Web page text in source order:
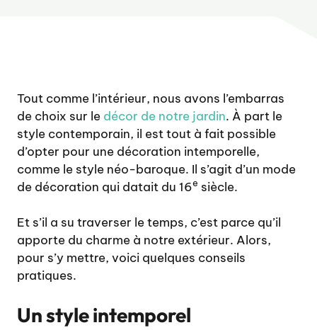
Tout comme l’intérieur, nous avons l’embarras
de choix sur le décor de notre jardin. À part le
style contemporain, il est tout à fait possible
d’opter pour une décoration intemporelle,
comme le style néo-baroque. Il s’agit d’un mode
de décoration qui datait du 16e siècle.
Et s’il a su traverser le temps, c’est parce qu’il
apporte du charme à notre extérieur. Alors,
pour s’y mettre, voici quelques conseils
pratiques.
Un style intemporel